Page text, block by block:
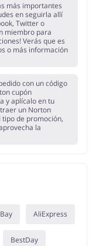
más importantes
en seguirla allí
Twitter o
miembro para
Verás que es
o más información
con un código
cupón
y aplícalo en tu
un Norton
tipo de promoción,
la
AliExpress
BestDay